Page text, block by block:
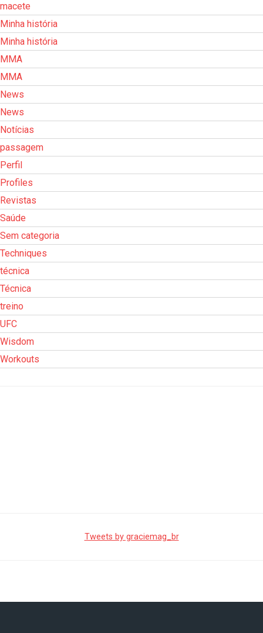
macete
Minha história
Minha história
MMA
MMA
News
News
Notícias
passagem
Perfil
Profiles
Revistas
Saúde
Sem categoria
Techniques
técnica
Técnica
treino
UFC
Wisdom
Workouts
Tweets by graciemag_br